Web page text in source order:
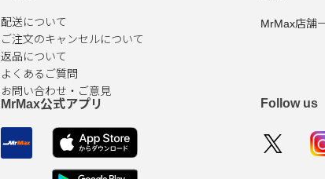
配送について
ご注文のキャンセルについて
返品について
よくあるご質問
お問い合わせ・ご意見
MrMax店舗
MrMax公式アプリ Follow us